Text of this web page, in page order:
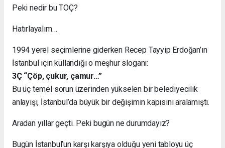
Peki nedir bu TOÇ?
Hatırlayalım…
1994 yerel seçimlerine giderken Recep Tayyip Erdoğan’ın
İstanbul için kullandığı o meşhur sloganı:
3Ç “Çöp, çukur, çamur…”
Bu üç temel sorun üzerinden yükselen bir belediyecilik
anlayışı, İstanbul’da büyük bir değişimin kapısını aralamıştı.
Aradan yıllar geçti. Peki bugün ne durumdayız?
Bugün İstanbul’un karşı karşıya olduğu yeni tabloyu üç